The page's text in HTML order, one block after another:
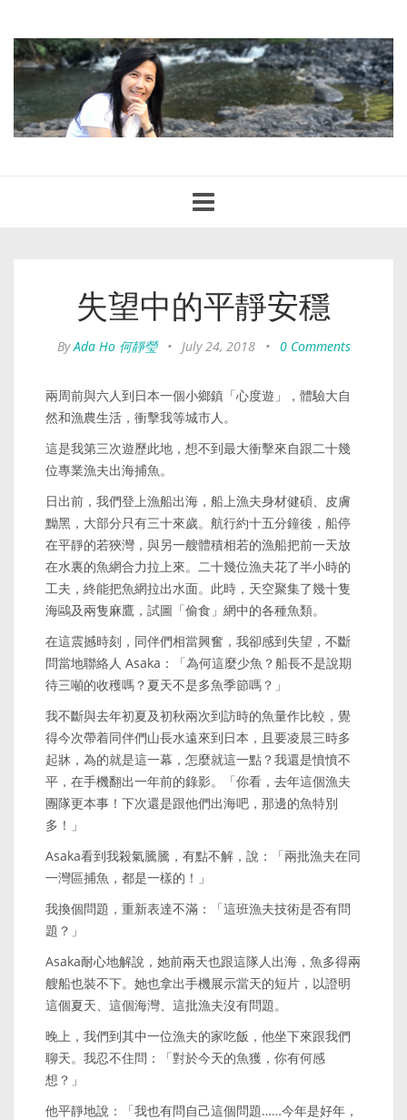
navigation
失望中的平靜安穩
ByAda Ho 何靜瑩 • July 24, 2018 • 0 Comments
兩周前與六人到日本一個小鄉鎮「心度遊」，體驗大自
然和漁農生活，衝擊我等城市人。
這是我第三次遊歷此地，想不到最大衝擊來自跟二十幾
位專業漁夫出海捕魚。
日出前，我們登上漁船出海，船上漁夫身材健碩、皮膚
黝黑，大部分只有三十來歲。航行約十五分鐘後，船停
在平靜的若狹灣，與另一艘體積相若的漁船把前一天放
在水裏的魚網合力拉上來。二十幾位漁夫花了半小時的
工夫，終能把魚網拉出水面。此時，天空聚集了幾十隻
海鷗及兩隻麻鷹，試圖「偷食」網中的各種魚類。
在這震撼時刻，同伴們相當興奮，我卻感到失望，不斷
問當地聯絡人 Asaka：「為何這麼少魚？船長不是說期
待三噸的收穫嗎？夏天不是多魚季節嗎？」
我不斷與去年初夏及初秋兩次到訪時的魚量作比較，覺
得今次帶着同伴們山長水遠來到日本，且要凌晨三時多
起牀，為的就是這一幕，怎麼就這一點？我還是憤憤不
平，在手機翻出一年前的錄影。「你看，去年這個漁夫
團隊更本事！下次還是跟他們出海吧，那邊的魚特別
多！」
Asaka看到我殺氣騰騰，有點不解，說：「兩批漁夫在同
一灣區捕魚，都是一樣的！」
我換個問題，重新表達不滿：「這班漁夫技術是否有問
題？」
Asaka耐心地解說，她前兩天也跟這隊人出海，魚多得兩
艘船也裝不下。她也拿出手機展示當天的短片，以證明
這個夏天、這個海灣、這批漁夫沒有問題。
晚上，我們到其中一位漁夫的家吃飯，他坐下來跟我們
聊天。我忍不住問：「對於今天的魚獲，你有何感
想？」
他平靜地說：「我也有問自己這個問題……今年是好年，